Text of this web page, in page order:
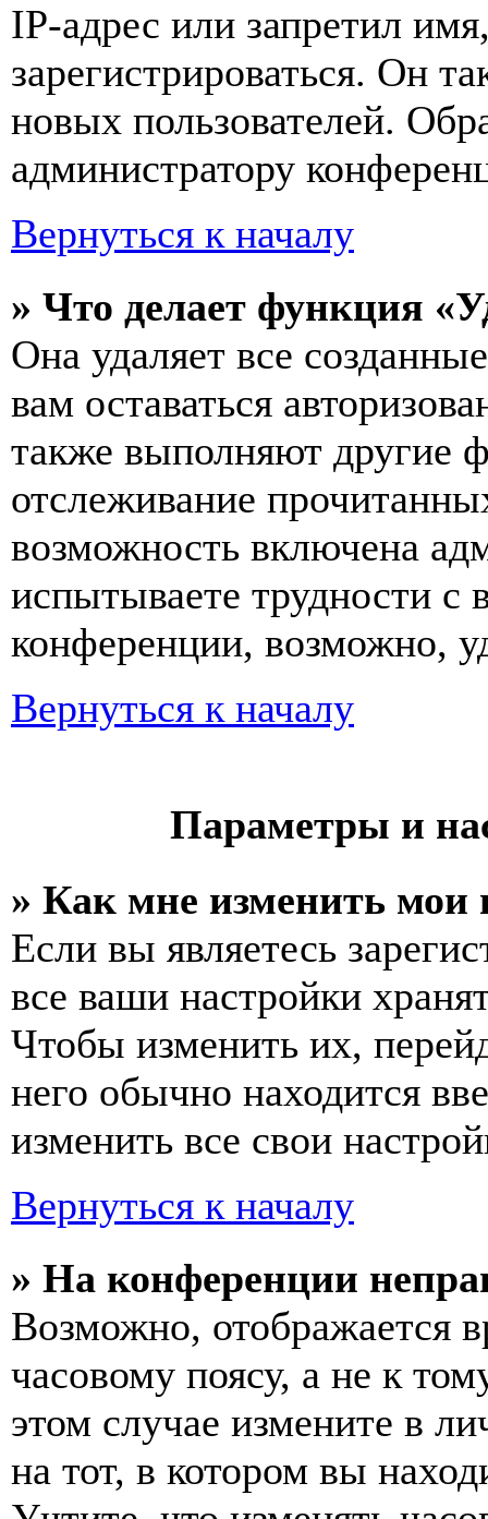
IP-адрес или запретил
зарегистрироваться. Он
новых пользователей.
администратору
Вернуться к началу
» Что делает функция
Она удаляет все
вам оставаться
также выполняют другие
отслеживание
возможность включена
испытываете трудности с
конференции, возможно,
Вернуться к началу
Параметры и
» Как мне изменить мои
Если вы являетесь
все ваши настройки
Чтобы изменить их,
него обычно находится
изменить все свои
Вернуться к началу
» На конференции
Возможно, отображается
часовому поясу, а не к
этом случае измените в
на тот, в котором вы